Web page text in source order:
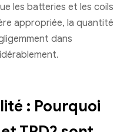
les batteries et les coils
appropriée, la quantité
dans
: Pourquoi